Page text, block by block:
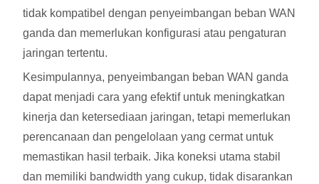
tidak kompatibel dengan penyeimbangan beban WAN
ganda dan memerlukan konfigurasi atau pengaturan
jaringan tertentu.
Kesimpulannya, penyeimbangan beban WAN ganda
dapat menjadi cara yang efektif untuk meningkatkan
kinerja dan ketersediaan jaringan, tetapi memerlukan
perencanaan dan pengelolaan yang cermat untuk
memastikan hasil terbaik. Jika koneksi utama stabil
dan memiliki bandwidth yang cukup, tidak disarankan